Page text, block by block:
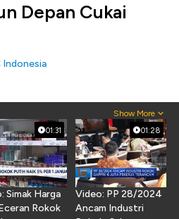
Depan Cukai
Indonesia
Show More
01:31
Simak Harga
Rokok
01:28
Video: PP 28/2024
Ancam Industri